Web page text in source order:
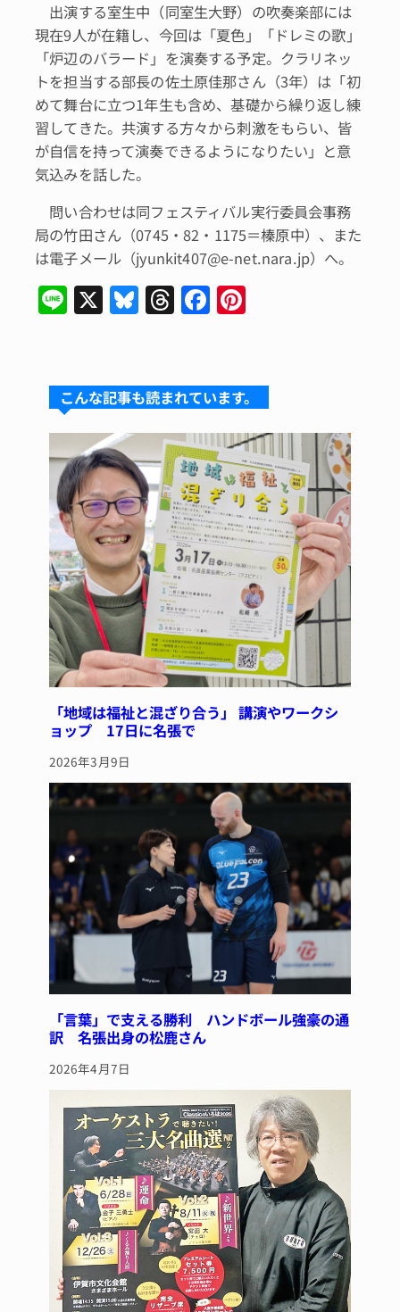
出演する室生中（同室生大野）の吹奏楽部には
現在9人が在籍し、今回は「夏色」「ドレミの歌」
「炉辺のバラード」を演奏する予定。クラリネッ
トを担当する部長の佐土原佳那さん（3年）は「初
めて舞台に立つ1年生も含め、基礎から繰り返し練
習してきた。共演する方々から刺激をもらい、皆
が自信を持って演奏できるようになりたい」と意
気込みを話した。
問い合わせは同フェスティバル実行委員会事務
局の竹田さん（0745・82・1175＝榛原中）、また
は電子メール（jyunkit407@e-net.nara.jp）へ。
Li X Bl
s
k
y
T
a
d
s
F
e
b
o
o
k
re
st
こんな記事も読まれています。
「地域は福祉と混ざり合う」 講演やワークシ
ョップ 17日に名張で
2026年3月9日
「言葉」で支える勝利 ハンドボール強豪の通
訳 名張出身の松鹿さん
2026年4月7日